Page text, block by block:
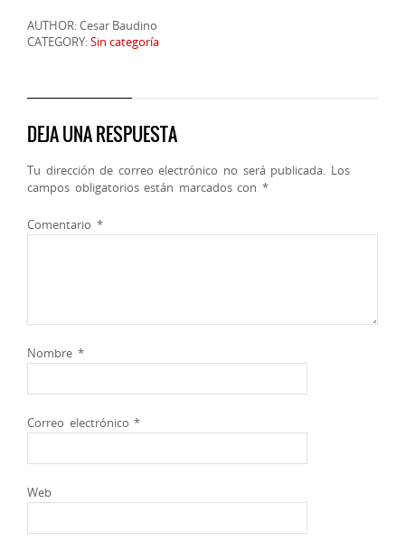
AUTHOR: Cesar Baudino
CATEGORY:Sin categoría
DEJA UNA RESPUESTA
Tu dirección de correo electrónico no será publicada. Los
campos obligatorios están marcados con *
Comentario *
Nombre *
Correo electrónico*
Web